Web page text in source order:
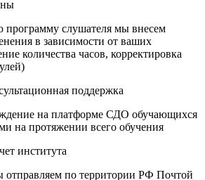
программу слушателя мы внесем
в зависимости от ваших
количества часов, корректировка
поддержка
на платформе СДО обучающихся
на протяжении всего обучения
института
по территории РФ Почтой